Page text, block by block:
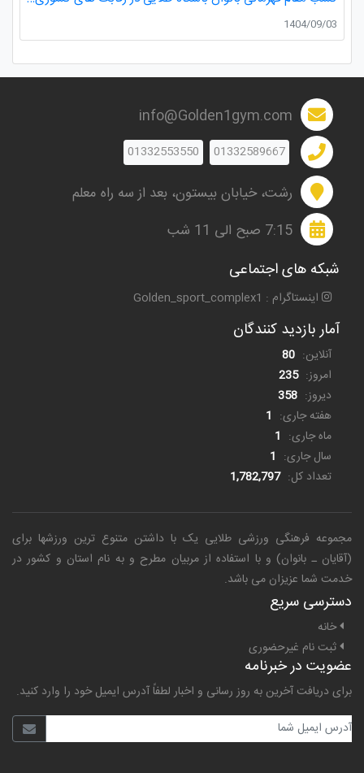
1404/09/03
info@Golden1gym.com
01332589667
01332553550
رشت، خیابان بیستون، بعد از سه راه معلم
7:15 صبح الی 11 شب
شبکه های اجتماعی
اینستاگرام : Golden_sport_complex1
آمار بازدید کنندگان
آنلاین: 80
امروز: 235
دیروز: 358
هفته جاری: 1
ماه جاری: 1
سال جاری: 1
تعداد کل: 1,782,797
مجموعه فرهنگی ورزشی طلایی یک با داشتن متنوع ترین ورزشها برای
(آقایان ـ بانوان) و با استفاده از مربیان مطرح و به نام استان و کشور در
خدمت شما عزیزان می باشد.
دسترسی سریع
خانه
ثبت نام غیرحضوری
عضویت در خبرنامه
برای دریافت آخرین به روز رسانی و اخبار لطفاً آدرس ایمیل خود را وارد کنید.